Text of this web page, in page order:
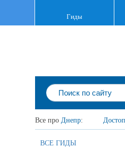
Гиды
Все про Днепр:
ВСЕ ГИДЫ